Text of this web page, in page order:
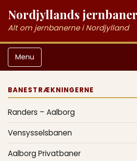
Nordjyllands jernbaner
Alt om jernbanerne i Nordjylland
Menu
BANESTRÆKNINGERNE
Randers – Aalborg
Vensysselsbanen
Aalborg Privatbaner